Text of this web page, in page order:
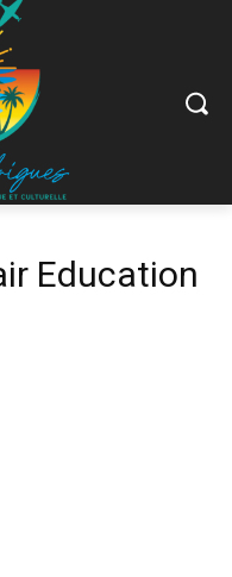
Education